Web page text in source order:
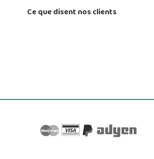
Ce que disent nos clients